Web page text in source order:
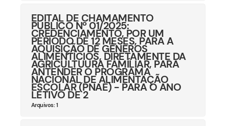
EDITAL DE CHAMAMENTO
PÚBLICO Nº 01/2025:
CREDENCIAMENTO, POR UM
PERÍODO DE 12 MESES, PARA A
AQUISIÇÃO DE GÊNEROS
ALIMENTÍCIOS, DIRETAMENTE DA
AGRICULTUURA FAMÍLIAR, PARA
ANTENDER O PROGRAMA
NACIONAL DE ALIMENTAÇÃO
ESCOLAR (PNAE) - PARA O ANO
LETIVO DE 2
Arquivos: 1